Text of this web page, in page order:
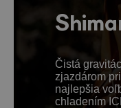
Čistá
zjazdárom
najlepšia
chladením